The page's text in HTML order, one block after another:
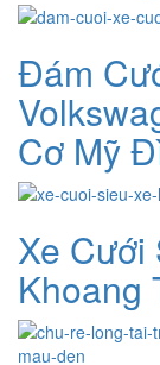
Đám
Cơ Mỹ
Xe Cưới
Khoang